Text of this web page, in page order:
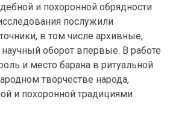
и похоронной обрядности
послужили
в том числе архивные,
оборот впервые. В работе
и место барана в ритуальной
творчестве народа,
и похоронной традициями